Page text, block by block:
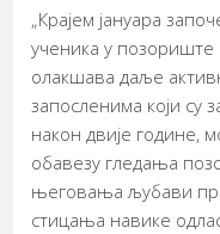
„Крајем јануара
ученика у позориште
олакшава даље
запосленима који су
након двије године,
обавезу гледања
његовања љубави
стицања навике